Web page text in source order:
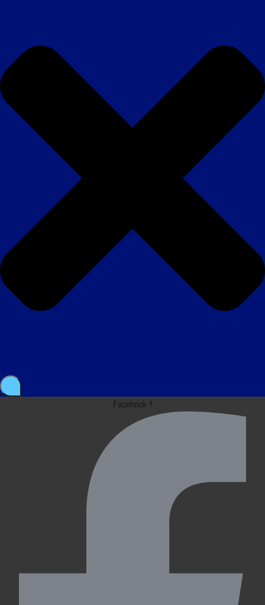
Facebook-f